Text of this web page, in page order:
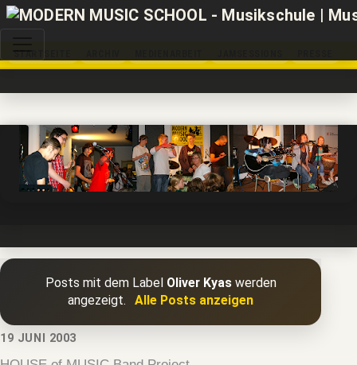
STARTSEITE
Posts mit dem Label Oliver Kyaswerden
angezeigt.
Alle Posts anzeigen
19 JUNI 2003